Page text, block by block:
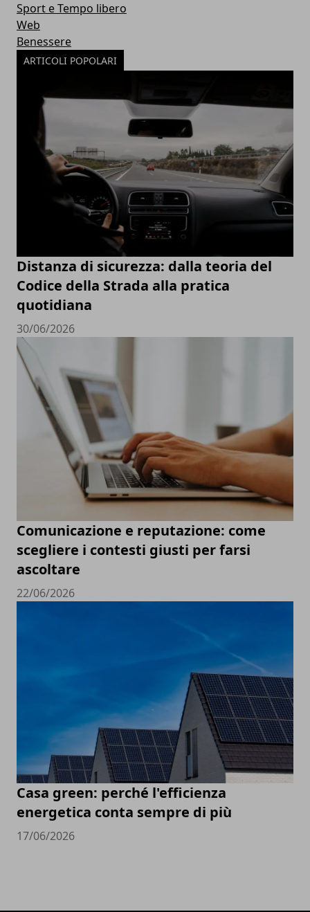
Sport e Tempo libero
Web
Benessere
ARTICOLI POPOLARI
Distanza di sicurezza: dalla teoria del
Codice della Strada alla pratica
quotidiana
30/06/2026
Comunicazione e reputazione: come
scegliere i contesti giusti per farsi
ascoltare
22/06/2026
Casa green: perché l'efficienza
energetica conta sempre di più
17/06/2026